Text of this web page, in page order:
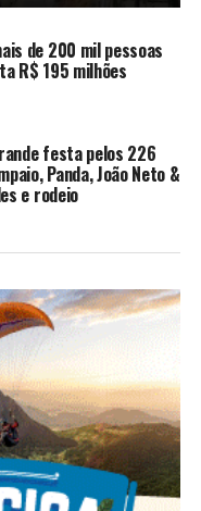
de 200 mil pessoas
R$ 195 milhões
festa pelos 226
Panda, João Neto &
e rodeio